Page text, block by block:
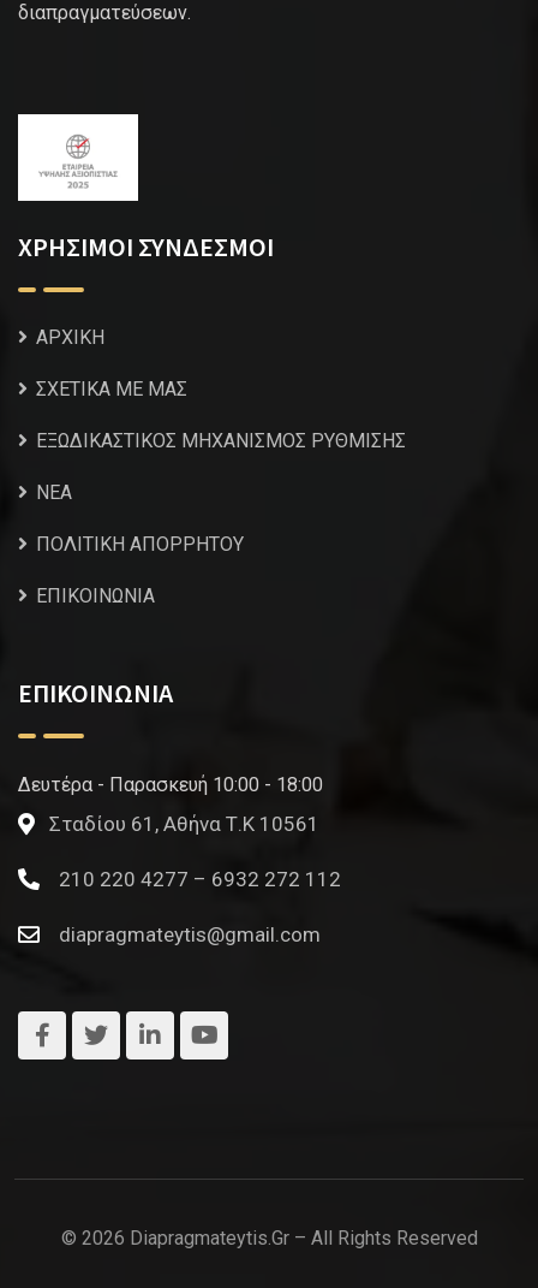
διαπραγματεύσεων.
ΧΡΗΣΙΜΟΙ ΣΥΝΔΕΣΜΟΙ
ΑΡΧΙΚΗ
ΣΧΕΤΙΚΑ ΜΕ ΜΑΣ
ΕΞΩΔΙΚΑΣΤΙΚΟΣ ΜΗΧΑΝΙΣΜΟΣ ΡΥΘΜΙΣΗΣ
NEA
ΠΟΛΙΤΙΚΗ ΑΠΟΡΡΗΤΟΥ
ΕΠΙΚΟΙΝΩΝΙΑ
ΕΠΙΚΟΙΝΩΝΙΑ
Δευτέρα - Παρασκευή 10:00 - 18:00
Σταδίου 61, Αθήνα Τ.Κ 10561
210 220 4277 – 6932 272 112
diapragmateytis@gmail.com
© 2026 Diapragmateytis.gr – All Rights Reserved